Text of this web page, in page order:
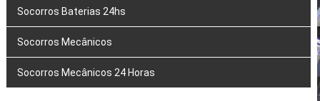
Socorros Baterias 24hs
Socorros Mecânicos
Socorros Mecânicos 24 Horas